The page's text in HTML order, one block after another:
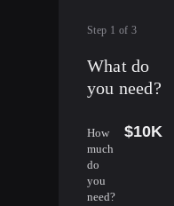
Step 1 of 3
What do
you need?
How
much
do
you
need?
$10K